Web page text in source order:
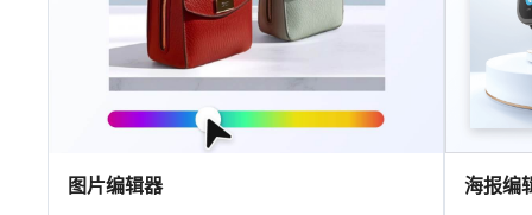
图片编辑器 海报编